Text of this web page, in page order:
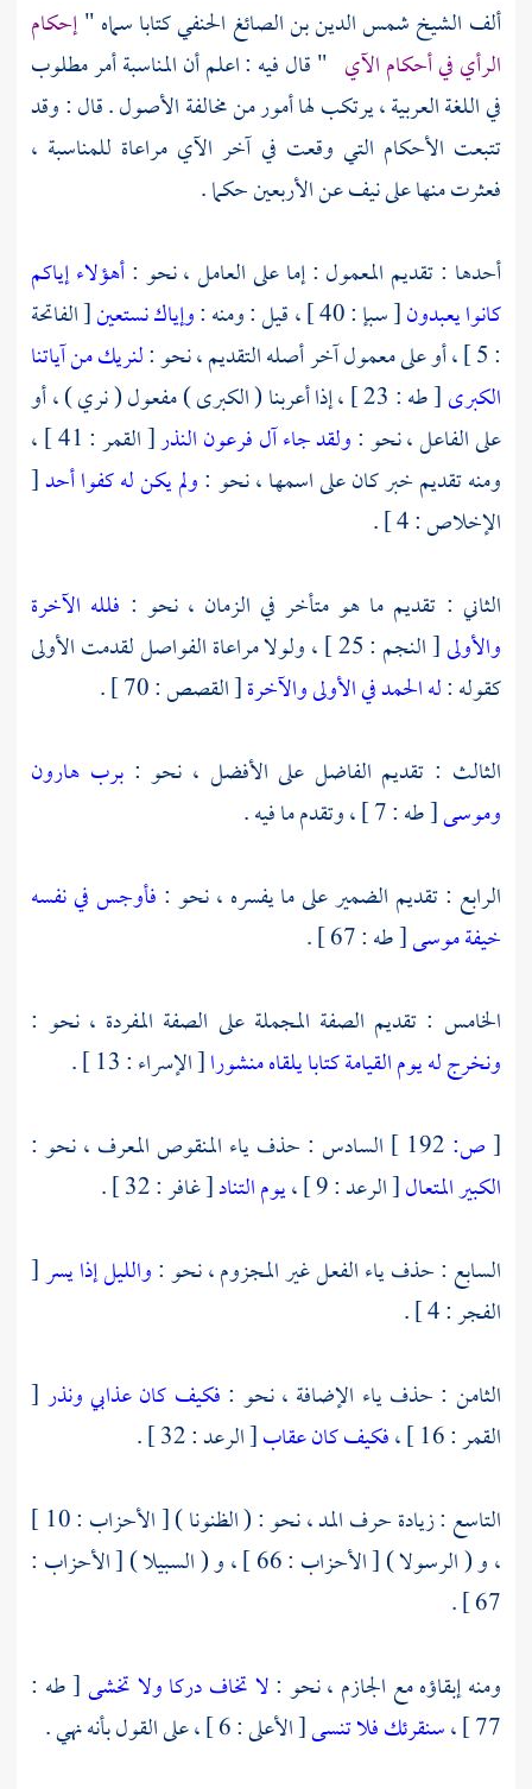
ألف الشيخشمس الدين بن الصائغ الحنفيكتابا سماه "إحكام
الرأي في أحكام الآي " قال فيه : اعلم أن المناسبة أمر مطلوب
في اللغة العربية ، يرتكب لها أمور من مخالفة الأصول . قال : وقد
تتبعت الأحكام التي وقعت في آخر الآي مراعاة للمناسبة ،
فعثرت منها على نيف عن الأربعين حكما .
أحدها : تقديم المعمول : إما على العامل ، نحو :أهؤلاء إياكم
كانوا يعبدون[ سبإ : 40 ] ، قيل : ومنه : وإياك نستعين[ الفاتحة
: 5 ] ، أو على معمول آخر أصله التقديم ، نحو :
لنريك من آياتنا
الكبرى
[ طه : 23 ] ، إذا أعربنا ( الكبرى ) مفعول ( نري ) ، أو
على الفاعل ، نحو :ولقد جاء آل فرعون النذر
[ القمر : 41 ] ،
ومنه تقديم خبر كان على اسمها ، نحو :ولم يكن له كفوا أحد[
الإخلاص : 4 ] .
الثاني : تقديم ما هو متأخر في الزمان ، نحو : فلله الآخرة
والأولى
[ النجم : 25 ] ، ولولا مراعاة الفواصل لقدمت الأولى
كقوله :له الحمد في الأولى والآخرة[ القصص : 70 ] .
الثالث : تقديم الفاضل على الأفضل ، نحو :برب هارون
وموسى[ طه : 7 ] ، وتقدم ما فيه .
الرابع : تقديم الضمير على ما يفسره ، نحو : فأوجس في نفسه
خيفة موسى[ طه : 67 ] .
الخامس : تقديم الصفة المجملة على الصفة المفردة ، نحو :
ونخرج له يوم القيامة كتابا يلقاه منشورا[ الإسراء : 13 ] .
[ص:
السادس : حذف ياء المنقوص المعرف ، نحو :
الكبير المتعال[ الرعد : 9 ] ، يوم التناد[ غافر : 32 ] .
السابع : حذف ياء الفعل غير المجزوم ، نحو :والليل إذا يسر[
الفجر : 4 ] .
الثامن : حذف ياء الإضافة ، نحو : فكيف كان عذابي ونذر [
القمر : 16 ] ،
فكيف كان عقاب[ الرعد : 32 ] .
التاسع : زيادة حرف المد ، نحو : ( الظنونا ) [ الأحزاب : 10 ]
، و ( الرسولا ) [ الأحزاب : 66 ] ، و ( السبيلا ) [ الأحزاب :
67 ] .
ومنه إبقاؤه مع الجازم ، نحو :لا تخاف دركا ولا تخشى[ طه :
77 ] ،
سنقرئك فلا تنسى[ الأعلى : 6 ] ، على القول بأنه نهي .